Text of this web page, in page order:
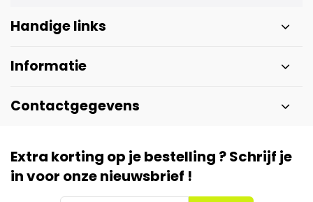
Handige links
Informatie
Contactgegevens
Extra korting op je bestelling ? Schrijf je
in voor onze nieuwsbrief !